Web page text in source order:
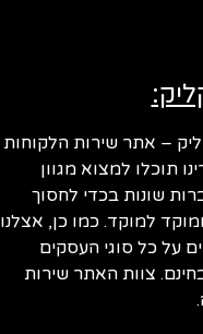
– אתר שירות הלקוחות
תוכלו למצוא מגוון
שונות בכדי לחסוך
למוקד. כמו כן, אצלנו
על כל סוגי העסקים
צוות האתר שירות